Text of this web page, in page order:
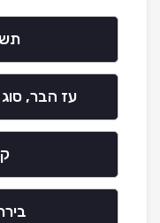
עז הבר,